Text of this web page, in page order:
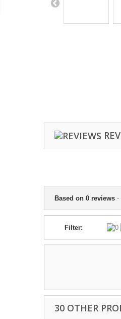
Based on 0 reviews -
Filter:
30 OTHER